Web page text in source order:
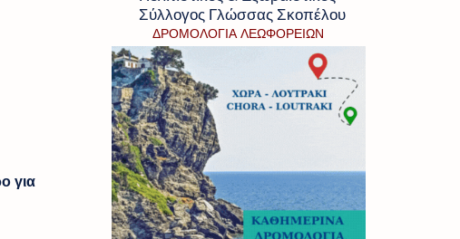
για
Σύλλογος Γλώσσας Σκοπέλου
ΔΡΟΜΟΛΟΓΙΑ ΛΕΩΦΟΡΕΙΩΝ